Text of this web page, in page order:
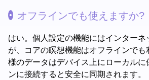
オフラインでも使えますか?
はい。個人設定の機能にはインターネ
が、コアの瞑想機能はオフラインでも
様のデータはデバイス上にローカルに
ンに接続すると安全に同期されます。